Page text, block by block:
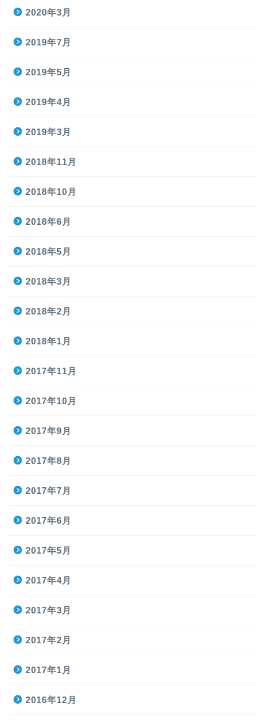
2020年3月
2019年7月
2019年5月
2019年4月
2019年3月
2018年11月
2018年10月
2018年6月
2018年5月
2018年3月
2018年2月
2018年1月
2017年11月
2017年10月
2017年9月
2017年8月
2017年7月
2017年6月
2017年5月
2017年4月
2017年3月
2017年2月
2017年1月
2016年12月